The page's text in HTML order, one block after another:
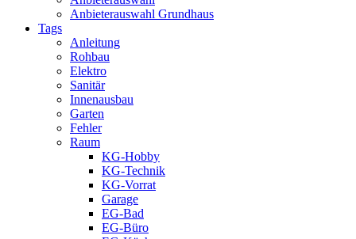
Anbieterauswahl Grundhaus
Tags
Anleitung
Rohbau
Elektro
Sanitär
Innenausbau
Garten
Fehler
Raum
KG-Hobby
KG-Technik
KG-Vorrat
Garage
EG-Bad
EG-Büro